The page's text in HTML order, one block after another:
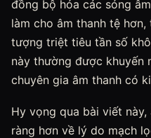
đồng bộ hóa các sóng
làm cho âm thanh tệ
tượng triệt tiêu tần số
này thường được khuyến
chuyên gia âm thanh có
Hy vọng qua bài viết
ràng hơn về lý do mạch